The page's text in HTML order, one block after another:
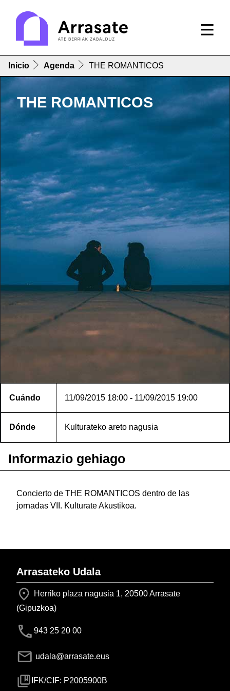
Inicio Agenda THE ROMANTICOS
THE ROMANTICOS
Cuándo 11/09/2015 18:00 - 11/09/2015 19:00
Dónde Kulturateko areto nagusia
Informazio gehiago
Concierto de THE ROMANTICOS dentro de las
jornadas VII. Kulturate Akustikoa.
Arrasateko Udala
Herriko plaza nagusia 1, 20500 Arrasate
(Gipuzkoa)
943 25 20 00
udala@arrasate.eus
IFK/CIF: P2005900B